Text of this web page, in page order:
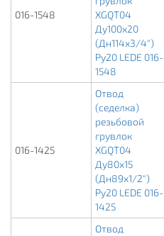
016-1548
XGQT04
Ду100х20
(Дн114х3/4")
Ру20 LEDE 016-
1548
016-1425
Отвод
(седелка)
резьбовой
грувлок
XGQT04
Ду80х15
(Дн89х1/2")
Ру20 LEDE 016-
1425
Отвод